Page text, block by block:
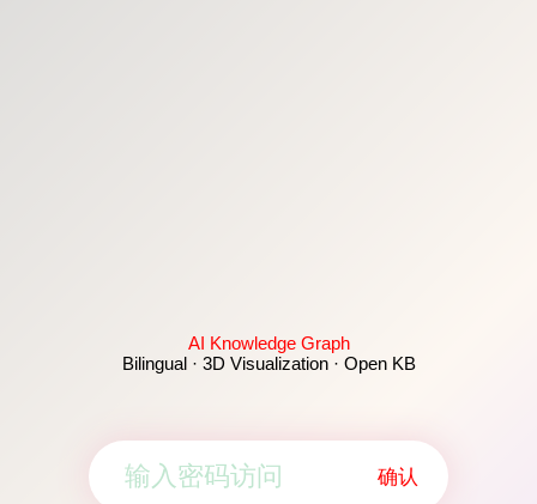
AI Knowledge Graph
Bilingual · 3D Visualization · Open KB
确认